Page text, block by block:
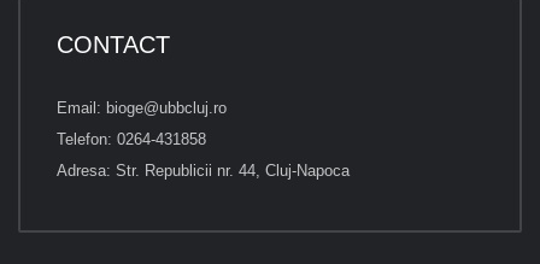
CONTACT
Email: bioge@ubbcluj.ro
Telefon: 0264-431858
Adresa: Str. Republicii nr. 44, Cluj-Napoca